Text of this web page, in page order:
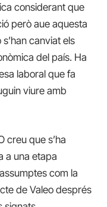
considerant que
però aue aquesta
canviat els
del país. Ha
laboral que fa
viure amb
creu que s’ha
a una etapa
com la
de Valeo després